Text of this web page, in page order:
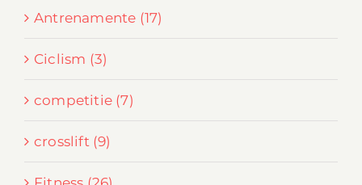
Antrenamente (17)
Ciclism (3)
competitie (7)
crosslift (9)